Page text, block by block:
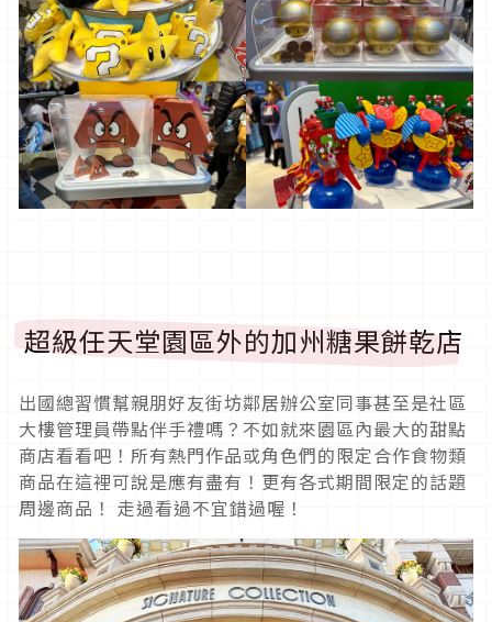
超級任天堂園區外的加州糖果餅乾店
出國總習慣幫親朋好友街坊鄰居辦公室同事甚至是社區
大樓管理員帶點伴手禮嗎？不如就來園區內最大的甜點
商店看看吧！所有熱門作品或角色們的限定合作食物類
商品在這裡可說是應有盡有！更有各式期間限定的話題
周邊商品！ 走過看過不宜錯過喔！